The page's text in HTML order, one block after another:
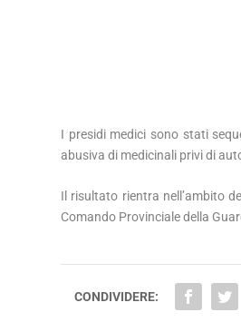
I presidi medici sono stati
abusiva di medicinali privi di
Il risultato rientra nell’ambito
Comando Provinciale della
CONDIVIDERE: